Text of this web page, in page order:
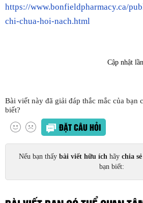
https://www.bonfieldpharmacy.ca/
chi-chua-hoi-nach.html
Cập nhật
Bài viết này đã giải đáp thắc mắc của bạn
biết?
ĐẶT CÂU HỎI
Nếu bạn thấy bài viết hữu ích hãy chia sẻ
bạn biết: